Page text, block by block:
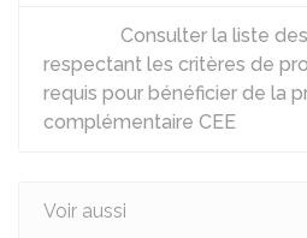
Consulter la liste
respectant les critères de
requis pour bénéficier de la
complémentaire CEE
Voir aussi